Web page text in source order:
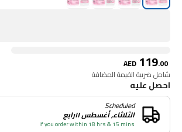
AED 119.00
شامل ضريبة القيمة المضافة
احصل عليه
Scheduled
الثلاثاء, أغسطس ١١رابع
if you order within 18 hrs & 15 mins